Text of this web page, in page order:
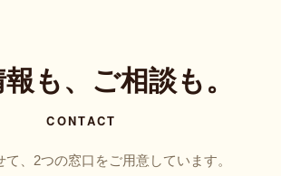
も、ご相談も。
CONTACT
て、2つの窓口をご用意しています。